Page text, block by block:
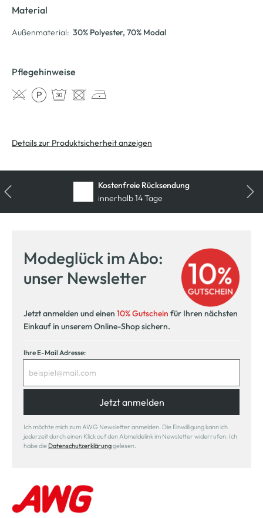
Material
Außenmaterial: 30% Polyester, 70% Modal
Pflegehinweise
Details zur Produktsicherheit anzeigen
Kostenfreie Rücksendung
innerhalb 14 Tage
Modeglück im Abo:
unser Newsletter
Jetzt anmelden und einen 10% Gutschein für Ihren nächsten
Einkauf in unserem Online-Shop sichern.
Ihre E-Mail Adresse:
Jetzt anmelden
Ich möchte mich zum AWG Newsletter anmelden. Die Einwilligung kann ich
jederzeit durch einen Klick auf den Abmeldelink im Newsletter widerrufen. Ich
habe die Datenschutzerklärunggelesen.